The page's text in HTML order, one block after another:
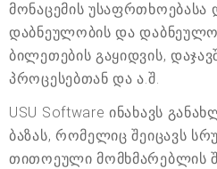
მონაცემის უსაფრთხოებასა
დაბნეულობის და
ბილეთების გაყიდვის,
პროცესებთან და ა.შ.
USU Software ინახავს
ბაზას, რომელიც შეიცავს
თითოეული მომხმარებლის